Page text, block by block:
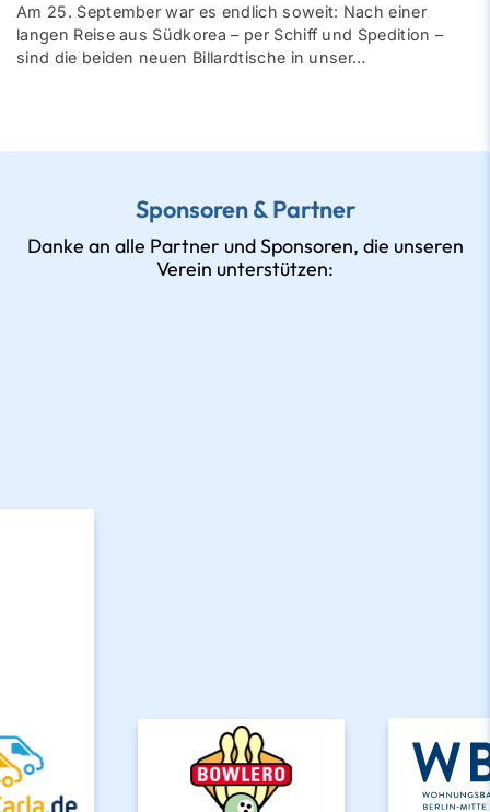
Am 25. September war es endlich soweit: Nach einer
langen Reise aus Südkorea – per Schiff und Spedition –
sind die beiden neuen Billardtische in unser…
Sponsoren & Partner
Danke an alle Partner und Sponsoren, die unseren
Verein unterstützen: